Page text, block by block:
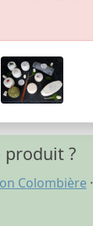
produit ?
Colombière ·